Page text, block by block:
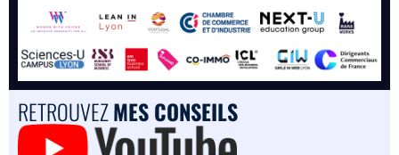
RETROUVEZMES CONSEILS